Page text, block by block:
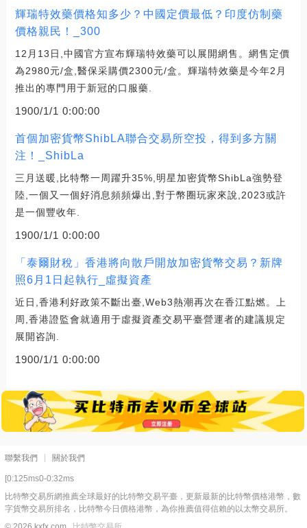
輝瑞特效藥價格知多少？中國定價最低？印度仿制藥
價格親民！_300
12月13日,中國官方宣布輝瑞特效藥可以展開網售。網售定價
為2980元/盒,醫保采購價2300元/盒。輝瑞特效藥是今年2月
推出的專門用于新冠的口服藥.
1900/1/1 0:00:00
首個加密貨幣ShibLA聯合交易所空投，得到多方關
注！_ShibLa
三月送暖,比特幣一周躍升35%,明星加密貨幣ShibLa強勢登
陸,一個又一個好消息頻頻爆出,對于幣圈玩家來說,2023或許
是一個豐收年.
1900/1/1 0:00:00
「泰爾財稅」香港將向散戶開放加密貨幣交易？新牌
照6月1日起執行_虛擬資產
近日,香港利好政策不斷出臺,Web3熱潮再次在香江點燃。上
周,香港證監會就適用于虛擬資產交易平臺營運者的建議規定
展開咨詢.
1900/1/1 0:00:00
聯繫我們 關於我們
[0:125ms0-0:32ms
比特幣交易所網推薦全球最好的比特幣交易平臺，更新最新的比特幣價格港幣，數
字貨幣交易所排名，比特幣今日價格港幣，為你推薦值得信賴的以太幣交易所。